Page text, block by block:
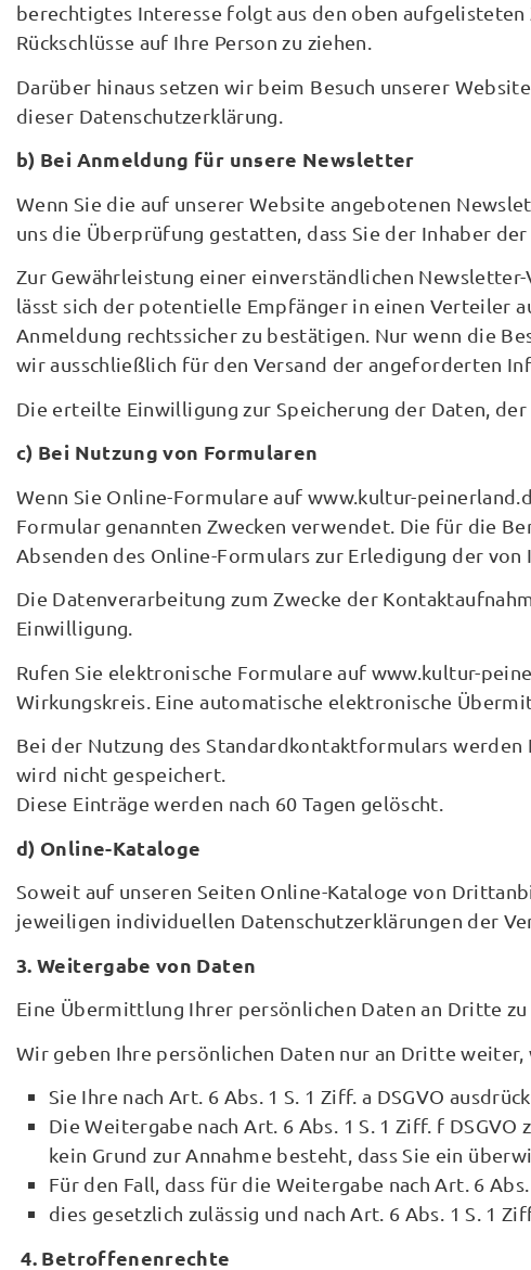
berechtigtes Interesse folgt aus den oben aufgelisteten
Rückschlüsse auf Ihre Person zu ziehen.
Darüber hinaus setzen wir beim Besuch unserer
dieser Datenschutzerklärung.
b) Bei Anmeldung für unsere Newsletter
Wenn Sie die auf unserer Website angebotenen
uns die Überprüfung gestatten, dass Sie der Inhaber
Zur Gewährleistung einer einverständlichen
lässt sich der potentielle Empfänger in einen Verteiler
Anmeldung rechtssicher zu bestätigen. Nur wenn die
wir ausschließlich für den Versand der angeforderten
Die erteilte Einwilligung zur Speicherung der Daten,
c) Bei Nutzung von Formularen
Wenn Sie Online-Formulare auf www.kultur-
Formular genannten Zwecken verwendet. Die für die
Absenden des Online-Formulars zur Erledigung der
Die Datenverarbeitung zum Zwecke der
Einwilligung.
Rufen Sie elektronische Formulare auf www.kultur-
Wirkungskreis. Eine automatische elektronische
Bei der Nutzung des Standardkontaktformulars
wird nicht gespeichert.
Diese Einträge werden nach 60 Tagen gelöscht.
d) Online-Kataloge
Soweit auf unseren Seiten Online-Kataloge von
jeweiligen individuellen Datenschutzerklärungen der
3. Weitergabe von Daten
Eine Übermittlung Ihrer persönlichen Daten an Dritte
Wir geben Ihre persönlichen Daten nur an Dritte weiter,
Sie Ihre nach Art. 6 Abs. 1 S. 1 Ziff. a DSGVO
Die Weitergabe nach Art. 6 Abs. 1 S. 1 Ziff. f
kein Grund zur Annahme besteht, dass Sie ein
Für den Fall, dass für die Weitergabe nach Art. 6
dies gesetzlich zulässig und nach Art. 6 Abs. 1 S. 1
4. Betroffenenrechte